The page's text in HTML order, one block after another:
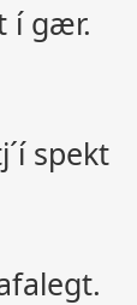
í gær.
spekt